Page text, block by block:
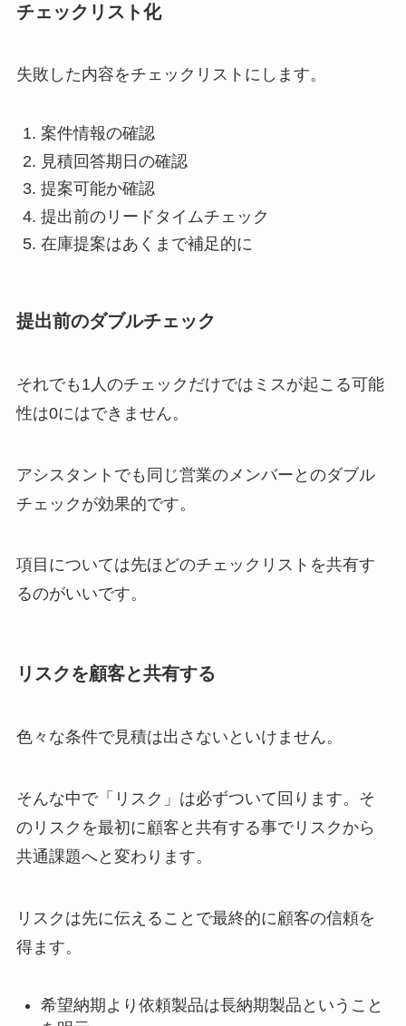
チェックリスト化
失敗した内容をチェックリストにします。
案件情報の確認
見積回答期日の確認
提案可能か確認
提出前のリードタイムチェック
在庫提案はあくまで補足的に
提出前のダブルチェック
それでも1人のチェックだけではミスが起こる可能
性は0にはできません。
アシスタントでも同じ営業のメンバーとのダブル
チェックが効果的です。
項目については先ほどのチェックリストを共有す
るのがいいです。
リスクを顧客と共有する
色々な条件で見積は出さないといけません。
そんな中で「リスク」は必ずついて回ります。そ
のリスクを最初に顧客と共有する事でリスクから
共通課題へと変わります。
リスクは先に伝えることで最終的に顧客の信頼を
得ます。
希望納期より依頼製品は長納期製品ということ